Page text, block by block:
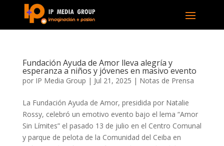
Fundación Ayuda de Amor lleva alegría y
esperanza a niños y jóvenes en masivo evento
por IP Media Group | Jul 21, 2025 | Notas de Prensa
La Fundación Ayuda de Amor, presidida por Natalie
Rossy, celebró un emotivo evento bajo el lema “Amor
Sin Límites” el pasado 13 de julio en el Centro Comunal
y parque de pelota de la Comunidad del Ceiba en